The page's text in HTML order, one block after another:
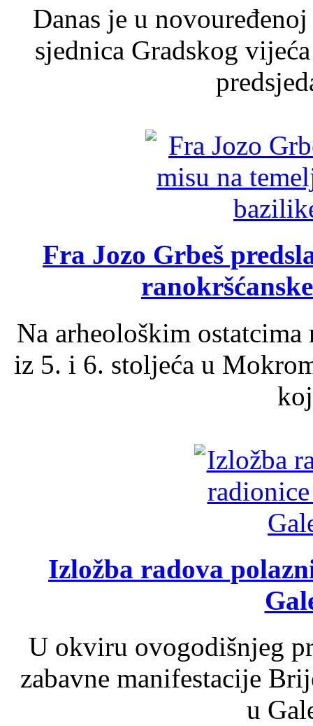
Danas je u
sjednica Gradskog
Fra Jozo Grbeš
Na arheološkim
iz 5. i 6. stoljeća u
Izložba radova
U okviru ovogodišnjeg
zabavne manifestacije
u